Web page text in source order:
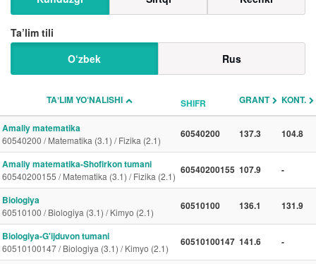
Ta’lim tili
O‘zbek
Rus
TAʼLIM YO‘NALISHI SHIFR GRANT KONT.
Amaliy matematika
60540200 / Matematika (3.1) / Fizika (2.1)
60540200 137.3 104.8
Amaliy matematika-Shofirkon tumani
60540200155 / Matematika (3.1) / Fizika (2.1)
60540200155 107.9 -
Biologiya
60510100 / Biologiya (3.1) / Kimyo (2.1)
60510100 136.1 131.9
Biologiya-G'ijduvon tumani
60510100147 / Biologiya (3.1) / Kimyo (2.1)
60510100147 141.6 -